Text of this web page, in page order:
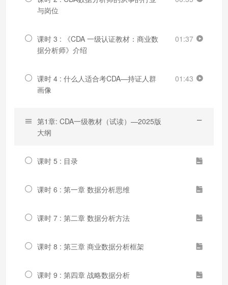
与岗位
课时 3 : 《CDA 一级认证教材：商业数
据分析师》介绍
01:37
课时 4 : 什么人适合考CDA—持证人群
画像
01:43
第1章: CDA一级教材（试读）—2025版
大纲
课时 5 : 目录
课时 6 : 第一章 数据分析思维
课时 7 : 第二章 数据分析方法
课时 8 : 第三章 商业数据分析框架
课时 9 : 第四章 战略数据分析